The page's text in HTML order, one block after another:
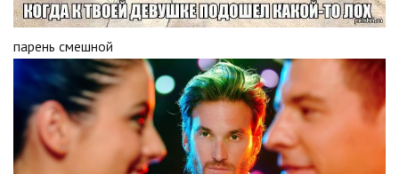
парень смешной